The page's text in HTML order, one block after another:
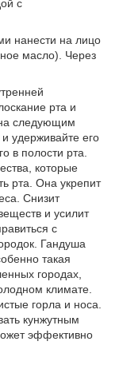
с
нанести на лицо
масло). Через
рта и
следующим
удерживайте его
в полости рта.
которые
рта. Она укрепит
Снизит
и усилит
с
Гандуша
такая
городах,
климате.
горла и носа.
кунжутным
эффективно